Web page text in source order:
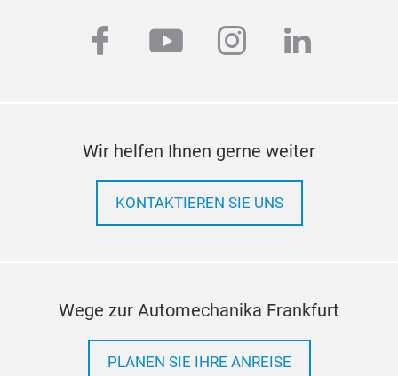
facebook
youtubeinstagram
linkedin
Wir helfen Ihnen gerne weiter
KONTAKTIEREN SIE UNS
Wege zur Automechanika Frankfurt
PLANEN SIE IHRE ANREISE